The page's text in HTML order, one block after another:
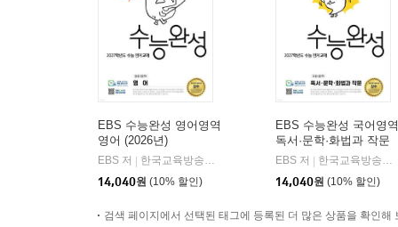
EBS 수능완성 영어영역
영어 (2026년)
EBS 저
한국교육방송공사
14,040원 (10% 할인)
EBS 수능완성 국어영역
독서·문학·화법과 작문
(2026년)
EBS 저
한국교육방송공사
14,040원 (10% 할인)
검색 페이지에서 선택된 태그에 등록된 더 많은 상품을 확인해